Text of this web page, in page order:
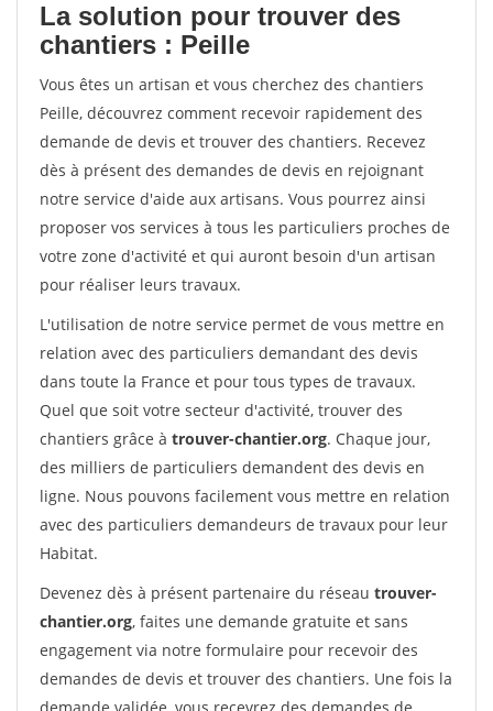
La solution pour trouver des
chantiers : Peille
Vous êtes un artisan et vous cherchez des chantiers
Peille, découvrez comment recevoir rapidement des
demande de devis et trouver des chantiers. Recevez
dès à présent des demandes de devis en rejoignant
notre service d'aide aux artisans. Vous pourrez ainsi
proposer vos services à tous les particuliers proches de
votre zone d'activité et qui auront besoin d'un artisan
pour réaliser leurs travaux.
L'utilisation de notre service permet de vous mettre en
relation avec des particuliers demandant des devis
dans toute la France et pour tous types de travaux.
Quel que soit votre secteur d'activité, trouver des
chantiers grâce à trouver-chantier.org. Chaque jour,
des milliers de particuliers demandent des devis en
ligne. Nous pouvons facilement vous mettre en relation
avec des particuliers demandeurs de travaux pour leur
Habitat.
Devenez dès à présent partenaire du réseau trouver-
chantier.org, faites une demande gratuite et sans
engagement via notre formulaire pour recevoir des
demandes de devis et trouver des chantiers. Une fois la